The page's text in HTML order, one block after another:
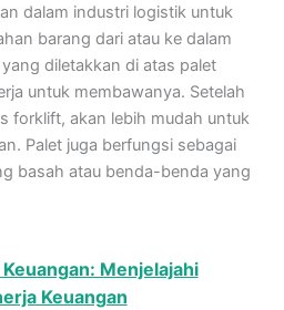
dalam industri logistik untuk
barang dari atau ke dalam
diletakkan di atas palet
untuk membawanya. Setelah
forklift, akan lebih mudah untuk
Palet juga berfungsi sebagai
basah atau benda-benda yang
Menjelajahi
Keuangan